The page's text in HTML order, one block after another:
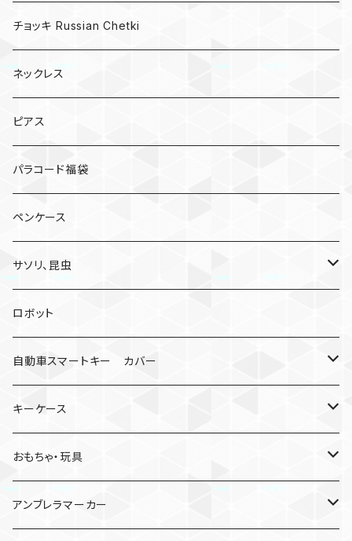
AirTagキーリング
チョッキ Russian Chetki
ネックレス
ピアス
パラコード福袋
ペンケース
サソリ、昆虫
サソリ
クモ
ロボット
自動車スマートキー カバー
日産
キーケース
MDF材
おもちゃ・玩具
けん玉
アンブレラマーカー